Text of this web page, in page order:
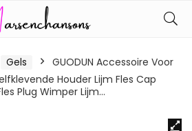
Gels
GUODUN Accessoire Voor
Houder Lijm Fles Cap
Plug Wimper Lijm…